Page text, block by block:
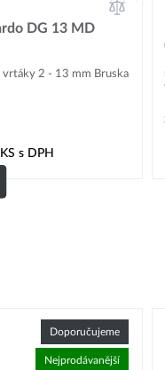
DG 13 MD
vrtáky 2 - 13 mm Bruska
s DPH
Doporučujeme
Nejprodávanější